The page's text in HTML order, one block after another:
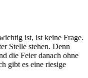
ist, ist keine Frage.
Stelle stehen. Denn
die Feier danach ohne
gibt es eine riesige